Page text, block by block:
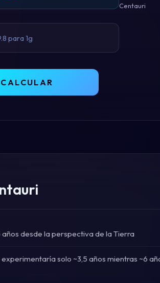
Centauri
CALCULAR
desde la perspectiva de la Tierra
solo ~3,5 años mientras ~6